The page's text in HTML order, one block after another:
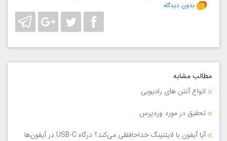
بدون دیدگاه
مطالب مشابه
انواع آنتن های رادیویی
تحقیق در مورد وردپرس
آیا آیفون با لایتنینگ خداحافظی می‌کند؟ درگاه USB-C در آیفون‌ها